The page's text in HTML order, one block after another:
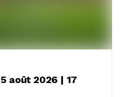
août 2026 | 17